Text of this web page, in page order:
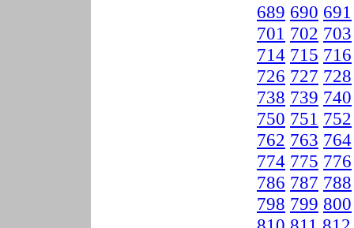
689 690 691
701 702 703
714 715 716
726 727 728
738 739 740
750 751 752
762 763 764
774 775 776
786 787 788
798 799 800